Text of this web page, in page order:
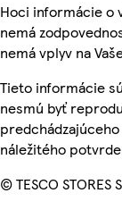
Hoci informácie o
nemá
nemá vplyv na
Tieto informácie
nesmú byť
náležitého
© TESCO STORES